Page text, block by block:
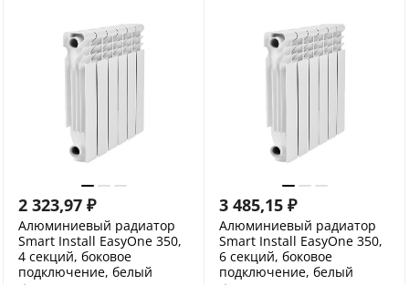
2 323,97 ₽
Алюминиевый радиатор
Smart Install EasyOne 350,
4 секций, боковое
подключение, белый
3 485,15 ₽
Алюминиевый радиатор
Smart Install EasyOne 350,
6 секций, боковое
подключение, белый